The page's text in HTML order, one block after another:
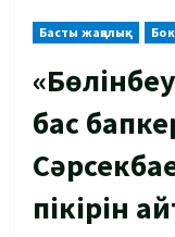
Басты жаңалық
бас
пікірін